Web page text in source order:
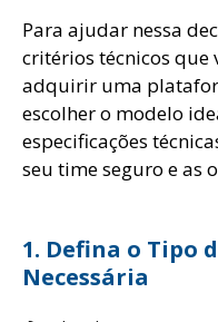
Para ajudar nessa
critérios técnicos que
adquirir uma
escolher o modelo
especificações
seu time seguro e as
1. Defina o Tipo
Necessária